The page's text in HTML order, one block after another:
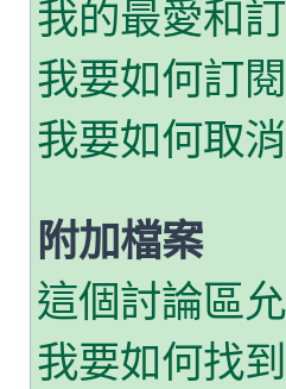
我的最愛和
我要如何訂
我要如何取
附加檔案
這個討論區
我要如何找